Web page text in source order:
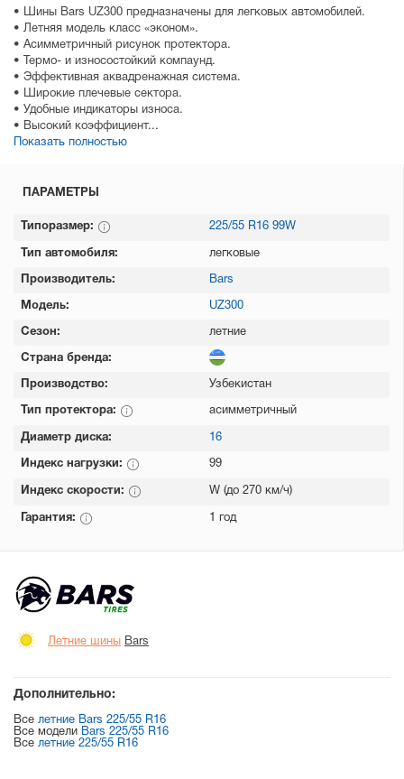
• Шины Bars UZ300 предназначены для легковых автомобилей.
• Летняя модель класс «эконом».
• Асимметричный рисунок протектора.
• Термо- и износостойкий компаунд.
• Эффективная аквадренажная система.
• Широкие плечевые сектора.
• Удобные индикаторы износа.
• Высокий коэффициент...
Показать полностью
ПАРАМЕТРЫ
Типоразмер: 225/55 R16 99W
Тип автомобиля: легковые
Производитель: Bars
Модель: UZ300
Сезон: летние
Страна бренда:
Производство: Узбекистан
Тип протектора: асимметричный
Диаметр диска: 16
Индекс нагрузки: 99
Индекс скорости: W (до 270 км/ч)
Гарантия: 1 год
Летние шины Bars
Дополнительно:
Все летние Bars 225/55 R16
Все модели Bars 225/55 R16
Все летние 225/55 R16